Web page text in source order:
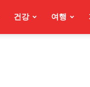
건강 여행